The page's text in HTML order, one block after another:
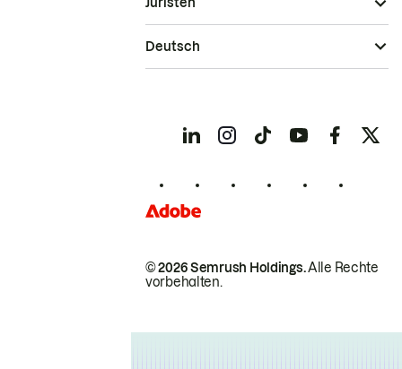
© 2026 Semrush Holdings.Alle Rechte
vorbehalten.
Deutsch